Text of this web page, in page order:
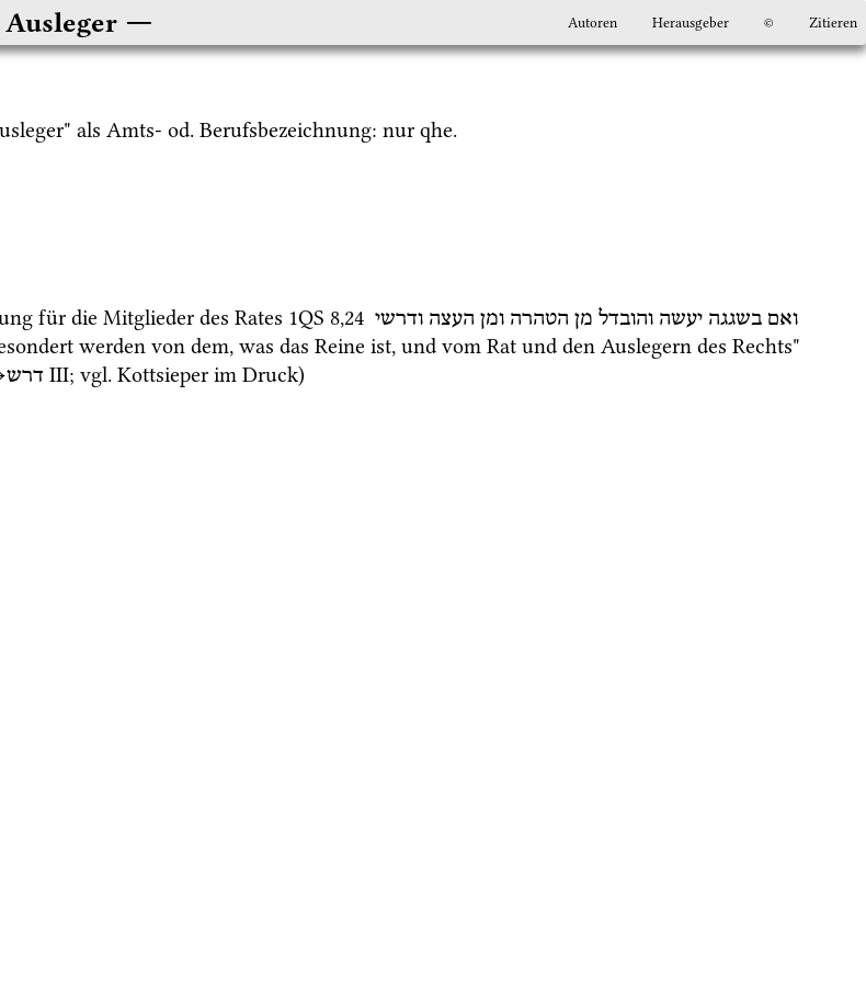
Ausleger Autoren Herausgeber © Zitieren
als Amts- od. Berufsbezeichnung: nur qhe.
für die Mitglieder des Rates 1QS 8,24 ואם בשגגה יעשה והובדל מן הטהרה ומן העצה ודרשי
werden von dem, was das Reine ist, und vom Rat und den Auslegern des Rechts"
דרש ‎ III; vgl. Kottsieper im Druck)